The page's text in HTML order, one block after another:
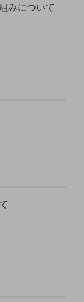
コモBiz かけ放題
みについて